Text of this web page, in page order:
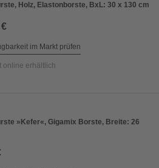
Holz, Elastonborste, BxL: 30 x 130 cm
im Markt prüfen
online erhältlich
»Kefer«, Gigamix Borste, Breite: 26